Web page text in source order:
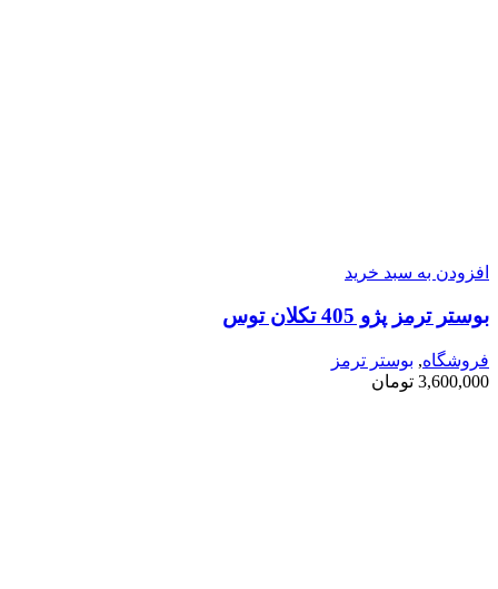
افزودن به سبد خرید
بوستر ترمز پژو 405 تکلان توس
فروشگاه, بوستر ترمز
3,600,000 تومان